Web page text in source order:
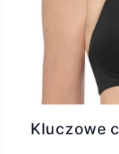
Kluczowe